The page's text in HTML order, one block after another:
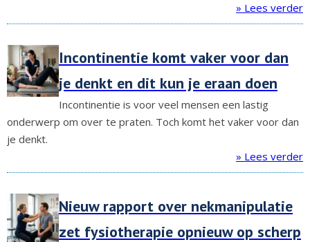
» Lees verder
Incontinentie komt vaker voor dan
je denkt en dit kun je eraan doen
Incontinentie is voor veel mensen een lastig
onderwerp om over te praten. Toch komt het vaker voor dan
je denkt.
» Lees verder
Nieuw rapport over nekmanipulatie
zet fysiotherapie opnieuw op scherp